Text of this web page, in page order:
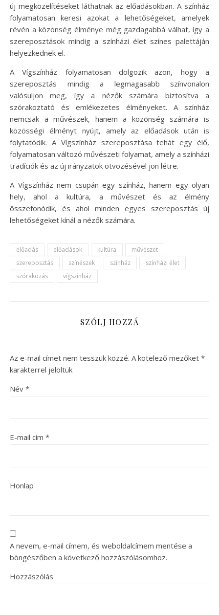
új megközelítéseket láthatnak az előadásokban. A színház
folyamatosan keresi azokat a lehetőségeket, amelyek
révén a közönség élménye még gazdagabbá válhat, így a
szereposztások mindig a színházi élet színes palettáján
helyezkednek el.
A Vígszínház folyamatosan dolgozik azon, hogy a
szereposztás mindig a legmagasabb színvonalon
valósuljon meg, így a nézők számára biztosítva a
szórakoztató és emlékezetes élményeket. A színház
nemcsak a művészek, hanem a közönség számára is
közösségi élményt nyújt, amely az előadások után is
folytatódik. A Vígszínház szereposztása tehát egy élő,
folyamatosan változó művészeti folyamat, amely a színházi
tradíciók és az új irányzatok ötvözésével jön létre.
A Vígszínház nem csupán egy színház, hanem egy olyan
hely, ahol a kultúra, a művészet és az élmény
összefonódik, és ahol minden egyes szereposztás új
lehetőségeket kínál a nézők számára.
előadás előadások kultúra
művészet
szereposztás
színészek színház
színházi élet
szórakozás
vígszínház
SZÓLJ HOZZÁ
Az e-mail címet nem tesszük közzé. A kötelező mezőket *
karakterrel jelöltük
Név *
E-mail cím *
Honlap
A nevem, e-mail címem, és weboldalcímem mentése a
böngészőben a következő hozzászólásomhoz.
Hozzászólás